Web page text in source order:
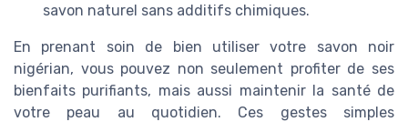
savon naturel sans additifs chimiques.
En prenant soin de bien utiliser votre savon noir
nigérian, vous pouvez non seulement profiter de ses
bienfaits purifiants, mais aussi maintenir la santé de
votre peau au quotidien. Ces gestes simples